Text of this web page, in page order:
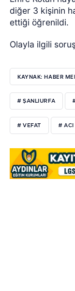
diğer 3 kişinin
ettiği öğrenildi.
Olayla ilgili
KAYNAK: HABER
# ŞANLIURFA
# VEFAT # ACI